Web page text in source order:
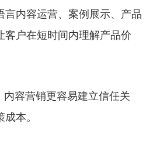
言内容运营、案例展示、产品
客户在短时间内理解产品价
容营销更容易建立信任关
本。